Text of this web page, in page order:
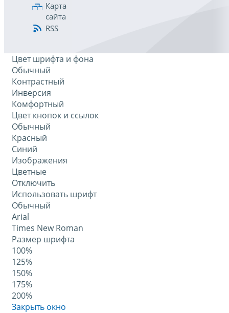
Карта
сайта
RSS
Цвет шрифта и фона
Обычный
Контрастный
Инверсия
Комфортный
Цвет кнопок и ссылок
Обычный
Красный
Синий
Изображения
Цветные
Отключить
Использовать шрифт
Обычный
Arial
Times New Roman
Размер шрифта
100%
125%
150%
175%
200%
Закрыть окно